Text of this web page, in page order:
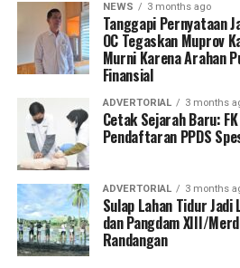
NEWS 3 months ago
Tanggapi Pernyataan
OC Tegaskan Muprov
Murni Karena Arahan
Finansial
ADVERTORIAL 3 months
Cetak Sejarah Baru:
Pendaftaran PPDS
ADVERTORIAL 3 months
Sulap Lahan Tidur
dan Pangdam XIII/
Randangan